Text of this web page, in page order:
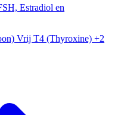
Estradiol en
Vrij T4 (Thyroxine) +2